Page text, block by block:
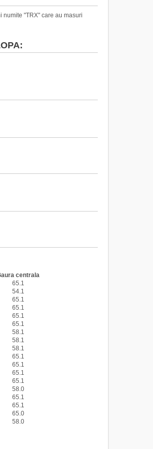
"TRX" care au masuri
centrala
65.1
54.1
65.1
65.1
65.1
65.1
58.1
58.1
58.1
65.1
65.1
65.1
65.1
58.0
65.1
65.1
65.0
58.0